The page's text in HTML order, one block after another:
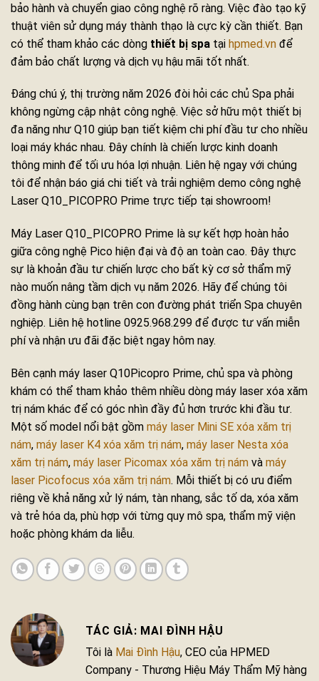
bảo hành và chuyển giao công nghệ rõ ràng. Việc đào tạo kỹ
thuật viên sử dụng máy thành thạo là cực kỳ cần thiết. Bạn
có thể tham khảo các dòng thiết bị spa tại hpmed.vn để
đảm bảo chất lượng và dịch vụ hậu mãi tốt nhất.
Đáng chú ý, thị trường năm 2026 đòi hỏi các chủ Spa phải
không ngừng cập nhật công nghệ. Việc sở hữu một thiết bị
đa năng như Q10 giúp bạn tiết kiệm chi phí đầu tư cho nhiều
loại máy khác nhau. Đây chính là chiến lược kinh doanh
thông minh để tối ưu hóa lợi nhuận. Liên hệ ngay với chúng
tôi để nhận báo giá chi tiết và trải nghiệm demo công nghệ
Laser Q10_PICOPRO Prime trực tiếp tại showroom!
Máy Laser Q10_PICOPRO Prime là sự kết hợp hoàn hảo
giữa công nghệ Pico hiện đại và độ an toàn cao. Đây thực
sự là khoản đầu tư chiến lược cho bất kỳ cơ sở thẩm mỹ
nào muốn nâng tầm dịch vụ năm 2026. Hãy để chúng tôi
đồng hành cùng bạn trên con đường phát triển Spa chuyên
nghiệp. Liên hệ hotline 0925.968.299 để được tư vấn miễn
phí và nhận ưu đãi đặc biệt ngay hôm nay.
Bên cạnh máy laser Q10Picopro Prime, chủ spa và phòng
khám có thể tham khảo thêm nhiều dòng máy laser xóa xăm
trị nám khác để có góc nhìn đầy đủ hơn trước khi đầu tư.
Một số model nổi bật gồm máy laser Mini SE xóa xăm trị
nám, máy laser K4 xóa xăm trị nám, máy laser Nesta xóa
xăm trị nám, máy laser Picomax xóa xăm trị nám và máy
laser Picofocus xóa xăm trị nám. Mỗi thiết bị có ưu điểm
riêng về khả năng xử lý nám, tàn nhang, sắc tố da, xóa xăm
và trẻ hóa da, phù hợp với từng quy mô spa, thẩm mỹ viện
hoặc phòng khám da liễu.
MAI ĐÌNH HẬU
Tôi là Mai Đình Hậu, CEO của HPMED
Company - Thương Hiệu Máy Thẩm Mỹ hàng